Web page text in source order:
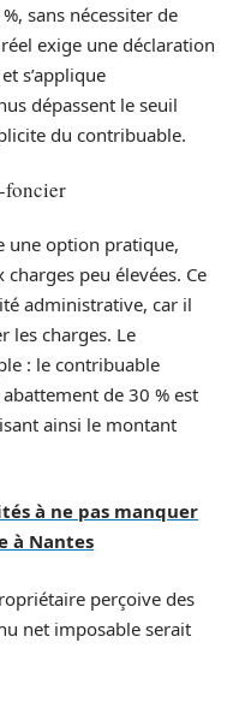
sans nécessiter de
exige une déclaration
s’applique
dépassent le seuil
du contribuable.
foncier
une option pratique,
peu élevées. Ce
administrative, car il
les charges. Le
: le contribuable
de 30 % est
ainsi le montant
à ne pas manquer
à Nantes
perçoive des
net imposable serait